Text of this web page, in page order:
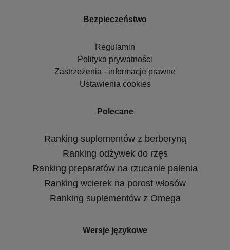
Bezpieczeństwo
Regulamin
Polityka prywatności
Zastrzeżenia - informacje prawne
Ustawienia cookies
Polecane
Ranking suplementów z berberyną
Ranking odżywek do rzęs
Ranking preparatów na rzucanie palenia
Ranking wcierek na porost włosów
Ranking suplementów z Omega
Wersje językowe